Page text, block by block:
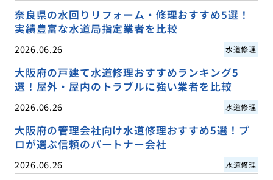
奈良県の水回りリフォーム・修理おすすめ5選！
実績豊富な水道局指定業者を比較
2026.06.26 水道修理
大阪府の戸建て水道修理おすすめランキング5
選！屋外・屋内のトラブルに強い業者を比較
2026.06.26 水道修理
大阪府の管理会社向け水道修理おすすめ5選！プ
ロが選ぶ信頼のパートナー会社
2026.06.26 水道修理